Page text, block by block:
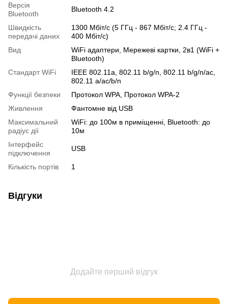
Версія
Bluetooth
Bluetooth 4.2
Швидкість
передачі даних
1300 Мбіт/с (5 ГГц - 867 Мбіт/с; 2.4 ГГц -
400 Мбіт/с)
Вид
WiFi адаптери, Мережеві картки, 2в1 (WiFi +
Bluetooth)
Стандарт WiFi
IEEE 802.11a, 802.11 b/g/n, 802.11 b/g/n/ac,
802.11 a/ac/b/n
Функції безпеки
Протокол WPA, Протокол WPA-2
Живлення
Фантомне від USB
Максимальний
радіус дії
WiFi: до 100м в приміщенні, Bluetooth: до
10м
Інтерфейс
підключення
USB
Кількість портів 1
Відгуки
Додайте перший відгук